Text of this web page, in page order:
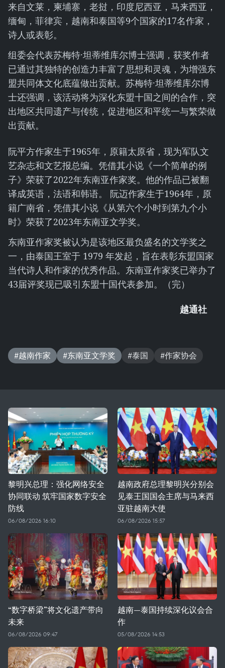
来自文莱，柬埔寨，老挝，印度尼西亚，马来西亚，
缅甸，菲律宾，越南和泰国等9个国家的17名作家，
诗人或表彰。
组委会代表苏梅特·坦蒂维库尔博士强调，获奖作者
已通过其独特的创造力丰富了思想和灵魂，为增强东
盟共同体文化底蕴做出贡献。苏梅特·坦蒂维库尔博
士还强调，该活动将为深化东盟十国之间的合作，突
出地区共同遗产与传统，促进地区和平统一与繁荣做
出贡献。
阮平方作家生于1965年，原籍太原省，现为军队文
艺杂志和文艺报总编。凭借其小说《一个简单的例
子》荣获了2022年东南亚作家奖。他的作品已被翻
译成英语，法语和韩语。 阮迈作家生于1964年，原
籍广南省，凭借其小说《从第六个小时到第九个小
时》荣获了2023年东南亚文学奖。
东南亚作家奖被认为是该地区最负盛名的文学奖之
一，由泰国王室于 1979 年发起，旨在表彰东盟国家
当代诗人和作家的优秀作品。东南亚作家奖已举办了
43届评奖现已吸引东盟十国代表参加。（完）
越通社
#越南作家 #东南亚文学奖 #泰国 #作家协会
黎明兴总理：强化网络安全
协同联动 筑牢国家数字安全
防线
06/08/2026 16:10
越南政府总理黎明兴分别会
见泰王国国会主席与马来西
亚驻越南大使
06/08/2026 15:57
“数字桥梁”将文化遗产带向
未来
06/08/2026 09:47
越南—泰国持续深化议会合
作
05/08/2026 14:53